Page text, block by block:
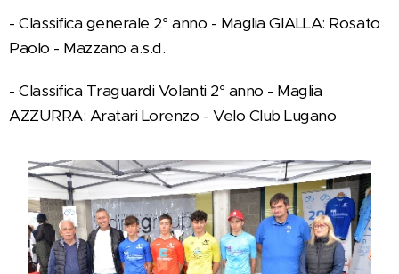
- Classifica generale 2° anno - Maglia GIALLA: Rosato
Paolo - Mazzano a.s.d.
- Classifica Traguardi Volanti 2° anno - Maglia
AZZURRA: Aratari Lorenzo - Velo Club Lugano